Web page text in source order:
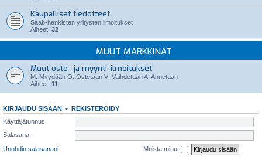
Kaupalliset tiedotteet
Saab-henkisten yritysten ilmoitukset
Aiheet: 32
MUUT MARKKINAT
Muut osto- ja myynti-ilmoitukset
M: Myydään O: Ostetaan V: Vaihdetaan A: Annetaan
Aiheet: 11
KIRJAUDU SISÄÄN • REKISTERÖIDY
Käyttäjätunnus:
Salasana:
Unohdin salasanani
Muista minut